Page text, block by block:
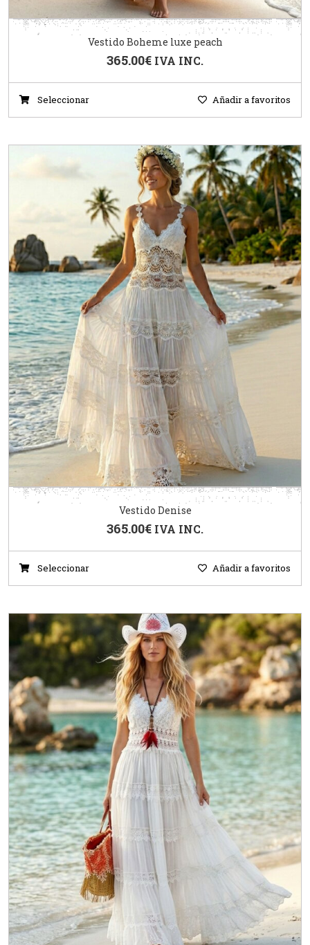
Vestido Boheme luxe peach
365.00€ IVA INC.
Seleccionar Añadir a favoritos
Vestido Denise
365.00€ IVA INC.
Seleccionar Añadir a favoritos